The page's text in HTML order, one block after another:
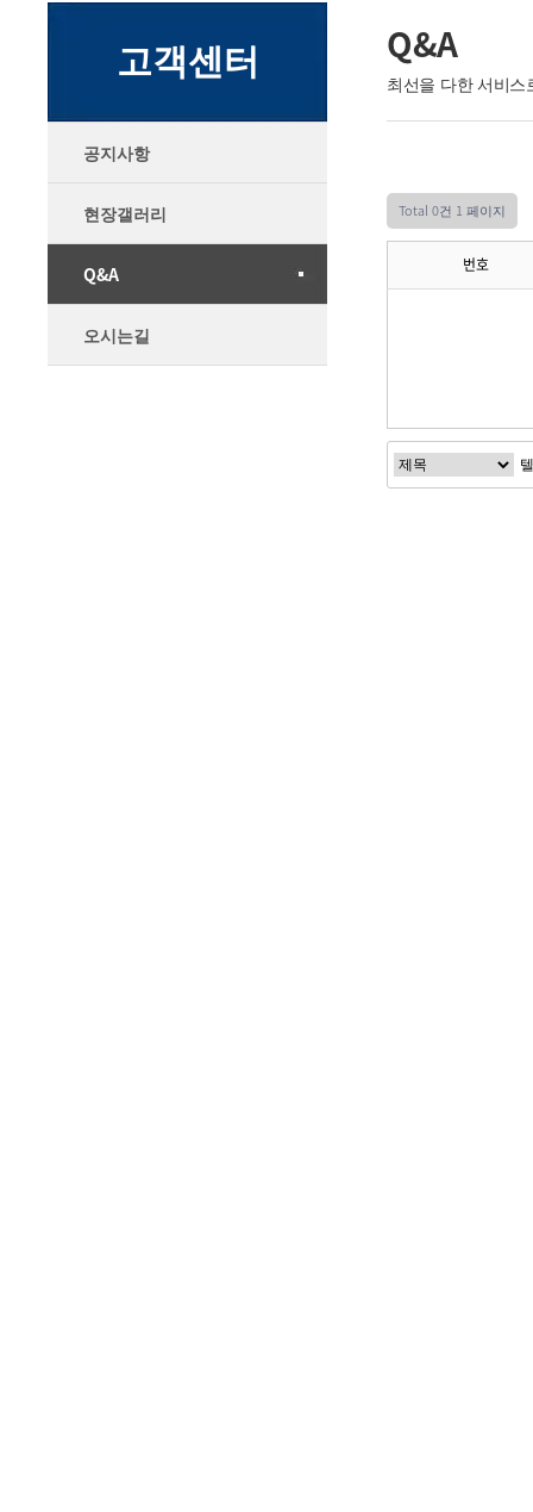
고객센터
공지사항
현장갤러리
Q&A
오시는길
Q&A
최선을 다한 서비
Total 0건 1 페이지
번호